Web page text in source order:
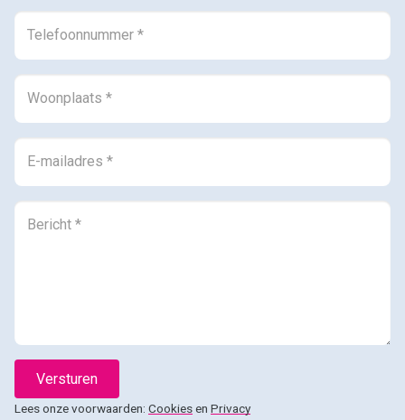
Versturen
Lees onze voorwaarden: Cookiesen Privacy